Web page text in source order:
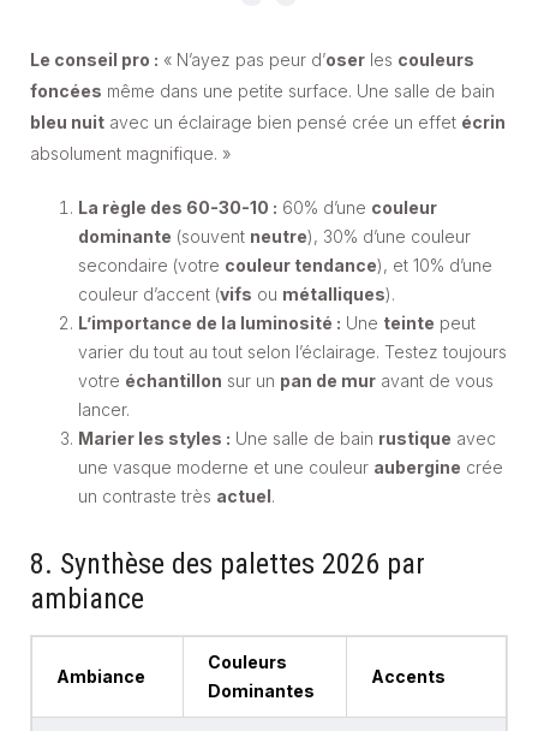
Le conseil pro : « N’ayez pas peur d’oser les couleurs
foncées même dans une petite surface. Une salle de bain
bleu nuit avec un éclairage bien pensé crée un effet écrin
absolument magnifique. »
La règle des 60-30-10 : 60% d’une couleur
dominante (souvent neutre), 30% d’une couleur
secondaire (votre couleur tendance), et 10% d’une
couleur d’accent (vifs ou métalliques).
L’importance de la luminosité : Une teinte peut
varier du tout au tout selon l’éclairage. Testez toujours
votre échantillon sur un pan de mur avant de vous
lancer.
Marier les styles : Une salle de bain rustique avec
une vasque moderne et une couleur aubergine crée
un contraste très actuel.
8. Synthèse des palettes 2026 par
ambiance
Ambiance
Couleurs
Dominantes
Accents